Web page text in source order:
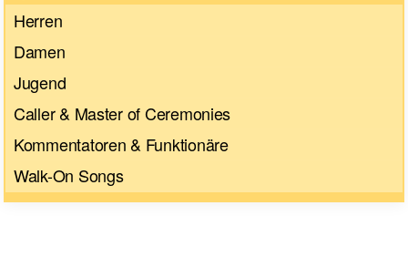
Herren
Damen
Jugend
Caller & Master of Ceremonies
Kommentatoren & Funktionäre
Walk-On Songs